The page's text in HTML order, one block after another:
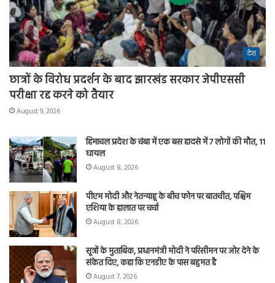
देश
छात्रों के विरोध प्रदर्शन के बाद झारखंड सरकार जेपीएससी
परीक्षा रद्द करने को तैयार
August 9, 2026
हिमाचल प्रदेश के चंबा में एक बस हादसे में 7 लोगों की मौत, 11
घायल
August 8, 2026
पीएम मोदी और नेतन्याहू के बीच फोन पर बातचीत, पश्चिम
एशिया के हालात पर चर्चा
August 8, 2026
सूत्रों के मुताबिक, प्रधानमंत्री मोदी ने परिसीमन पर जोर देने के
संकेत दिए, कहा कि एनडीए के पास बहुमत है
August 7, 2026